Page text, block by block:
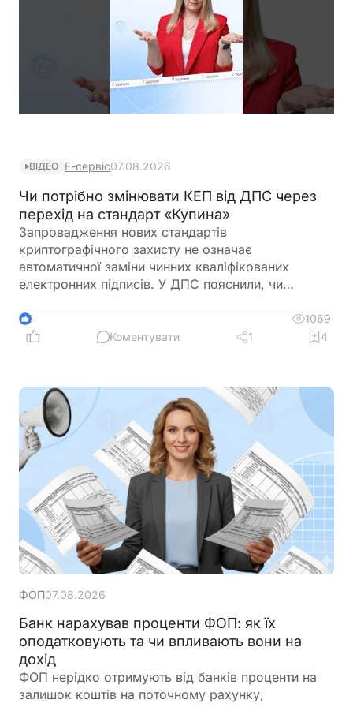
ВІДЕО Е-сервіс07.08.2026
Чи потрібно змінювати КЕП від ДПС через
перехід на стандарт «Купина»
Запровадження нових стандартів
криптографічного захисту не означає
автоматичної заміни чинних кваліфікованих
електронних підписів. У ДПС пояснили, чи
ДПС, після переходу на новий стандарт «Купина»
та чи потрібно користувачам отримувати нові
5
1069
Коментувати
1 4
ФОП07.08.2026
Банк нарахував проценти ФОП: як їх
оподатковують та чи впливають вони на
дохід
ФОП нерідко отримують від банків проценти на
залишок коштів на поточному рахунку,